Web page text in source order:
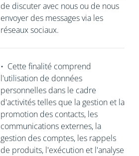
de discuter avec nous ou de nous
envoyer des messages via les
réseaux sociaux.
• Cette finalité comprend
l'utilisation de données
personnelles dans le cadre
d'activités telles que la gestion et la
promotion des contacts, les
communications externes, la
gestion des comptes, les rappels
de produits, l'exécution et l'analyse